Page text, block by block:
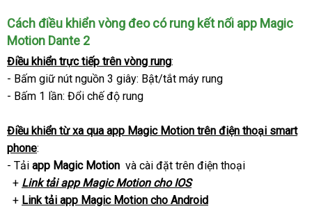
cậu
nhỏ
có
rung
kết
nối
Magic
Motion
Dante
Cách điều khiển vòng đeo có rung kết nối app Magic
Motion Dante 2
Điều khiển trực tiếp trên vòng rung:
- Bấm giữ nút nguồn 3 giây: Bật/tắt máy rung
- Bấm 1 lần: Đổi chế độ rung
Điều khiển từ xa qua app Magic Motion trên điện thoại smart
phone:
- Tải app Magic Motion đặt
hàng
và cài đặt trên điện thoại
+ Link tải app Magic Motion cho IOS
+ Link tải app Magic Motion cho Android